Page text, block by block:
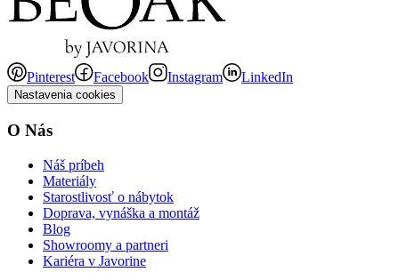
Pinterest Facebook Instagram LinkedIn
Nastavenia cookies
O Nás
Náš príbeh
Materiály
Starostlivosť o nábytok
Doprava, vynáška a montáž
Blog
Showroomy a partneri
Kariéra v Javorine